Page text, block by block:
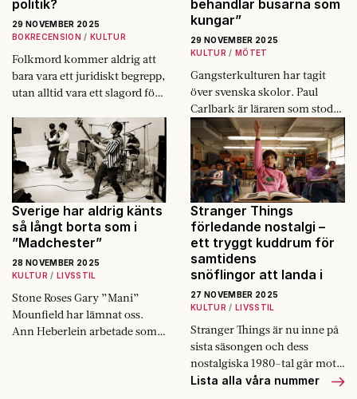
politik?
29 NOVEMBER 2025
BOKRECENSION
KULTUR
Folkmord kommer aldrig att
bara vara ett juridiskt begrepp,
utan alltid vara ett slagord för
berättar om dess omtvistade
historia.
behandlar busarna som
kungar”
29 NOVEMBER 2025
KULTUR
MÖTET
Gangsterkulturen har tagit
över svenska skolor. Paul
Carlbark är läraren som stod
upp mot våldet och själv blev
av med jobbet.
Sverige har aldrig känts
så långt borta som i
”Madchester”
28 NOVEMBER 2025
KULTUR
LIVSSTIL
Stone Roses Gary ”Mani”
Mounfield har lämnat oss.
Ann Heberlein arbetade som
Stranger Things
förledande nostalgi –
ett tryggt kuddrum för
samtidens
snöflingor att landa i
27 NOVEMBER 2025
KULTUR
LIVSSTIL
Stranger Things är nu inne på
sista säsongen och dess
nostalgiska 1980-tal går mot
sitt slut. Problemet med serien
Lista alla våra nummer